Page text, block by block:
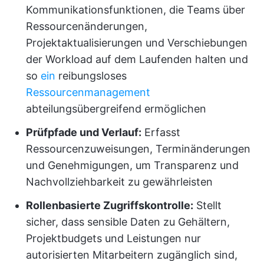
Kommunikationsfunktionen, die Teams über
Ressourcenänderungen,
Projektaktualisierungen und Verschiebungen
der Workload auf dem Laufenden halten und
so ein reibungsloses
Ressourcenmanagement
abteilungsübergreifend ermöglichen
Prüfpfade und Verlauf: Erfasst
Ressourcenzuweisungen, Terminänderungen
und Genehmigungen, um Transparenz und
Nachvollziehbarkeit zu gewährleisten
Rollenbasierte Zugriffskontrolle: Stellt
sicher, dass sensible Daten zu Gehältern,
Projektbudgets und Leistungen nur
autorisierten Mitarbeitern zugänglich sind,